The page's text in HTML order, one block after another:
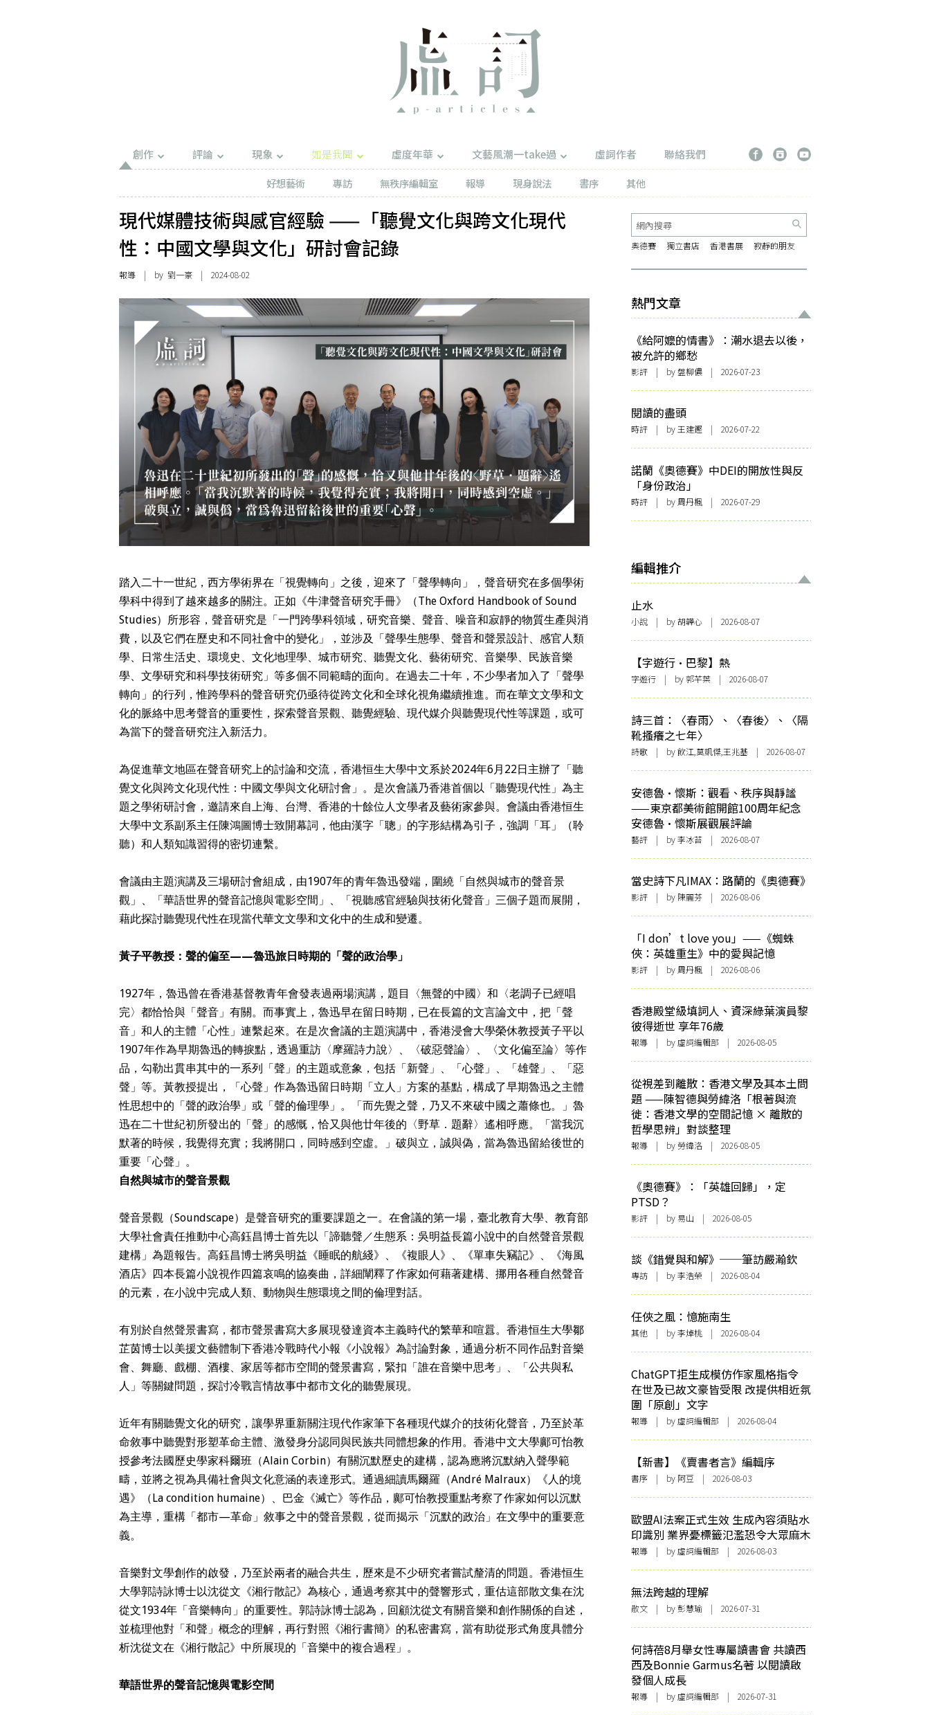
創作 評論 現象 如是我聞 虛度年華 文藝風潮一take過 虛詞作者
聯絡我們
好想藝術
專訪 無秩序編輯室 報導 現身說法 書序 其他
現代媒體技術與感官經驗 ——「聽覺文化與跨文化現代
性：中國文學與文化」研討會記錄
報導 | by 劉一豪 | 2024-08-02
踏入二十一世紀，西方學術界在「視覺轉向」之後，迎來了「聲學轉向」，聲音研究在多個學術
學科中得到了越來越多的關注。正如《牛津聲音研究手冊》（The Oxford Handbook of Sound
Studies）所形容，聲音研究是「一門跨學科領域，研究音樂、聲音、噪音和寂靜的物質生產與消
費，以及它們在歷史和不同社會中的變化」，並涉及「聲學生態學、聲音和聲景設計、感官人類
學、日常生活史、環境史、文化地理學、城市研究、聽覺文化、藝術研究、音樂學、民族音樂
學、文學研究和科學技術研究」等多個不同範疇的面向。在過去二十年，不少學者加入了「聲學
轉向」的行列，惟跨學科的聲音研究仍亟待從跨文化和全球化視角繼續推進。而在華文文學和文
化的脈絡中思考聲音的重要性，探索聲音景觀、聽覺經驗、現代媒介與聽覺現代性等課題，或可
為當下的聲音研究注入新活力。
為促進華文地區在聲音研究上的討論和交流，香港恒生大學中文系於2024年6月22日主辦了「聽
覺文化與跨文化現代性：中國文學與文化研討會」。是次會議乃香港首個以「聽覺現代性」為主
題之學術研討會，邀請來自上海、台灣、香港的十餘位人文學者及藝術家參與。會議由香港恒生
大學中文系副系主任陳鴻圖博士致開幕詞，他由漢字「聰」的字形結構為引子，強調「耳」（聆
聽）和人類知識習得的密切連繫。
會議由主題演講及三場研討會組成，由1907年的青年魯迅發端，圍繞「自然與城市的聲音景
觀」、「華語世界的聲音記憶與電影空間」、「視聽感官經驗與技術化聲音」三個子題而展開，
藉此探討聽覺現代性在現當代華文文學和文化中的生成和變遷。
黃子平教授：聲的偏至——魯迅旅日時期的「聲的政治學」
1927年，魯迅曾在香港基督教青年會發表過兩場演講，題目〈無聲的中國〉和〈老調子已經唱
完〉都恰恰與「聲音」有關。而事實上，魯迅早在留日時期，已在長篇的文言論文中，把「聲
音」和人的主體「心性」連繫起來。在是次會議的主題演講中，香港浸會大學榮休教授黃子平以
1907年作為早期魯迅的轉捩點，透過重訪〈摩羅詩力說〉、〈破惡聲論〉、〈文化偏至論〉等作
品，勾勒出貫串其中的一系列「聲」的主題或意象，包括「新聲」、「心聲」、「雄聲」、「惡
聲」等。黃教授提出，「心聲」作為魯迅留日時期「立人」方案的基點，構成了早期魯迅之主體
性思想中的「聲的政治學」或「聲的倫理學」。「而先覺之聲，乃又不來破中國之蕭條也。」魯
迅在二十世紀初所發出的「聲」的感慨，恰又與他廿年後的〈野草．題辭〉遙相呼應。「當我沉
默著的時候，我覺得充實；我將開口，同時感到空虛。」破與立，誠與偽，當為魯迅留給後世的
重要「心聲」。
自然與城市的聲音景觀
聲音景觀（Soundscape）是聲音研究的重要課題之一。在會議的第一場，臺北教育大學、教育部
大學社會責任推動中心高鈺昌博士首先以「諦聽聲／生態系：吳明益長篇小說中的自然聲音景觀
建構」為題報告。高鈺昌博士將吳明益《睡眠的航綫》、《複眼人》、《單車失竊記》、《海風
酒店》四本長篇小說視作四篇哀鳴的協奏曲，詳細闡釋了作家如何藉著建構、挪用各種自然聲音
的元素，在小說中完成人類、動物與生態環境之間的倫理對話。
有別於自然聲景書寫，都市聲景書寫大多展現發達資本主義時代的繁華和喧囂。香港恒生大學鄒
芷茵博士以美援文藝體制下香港冷戰時代小報《小說報》為討論對象，通過分析不同作品對音樂
會、舞廳、戲棚、酒樓、家居等都市空間的聲景書寫，緊扣「誰在音樂中思考」、「公共與私
人」等關鍵問題，探討冷戰言情故事中都市文化的聽覺展現。
近年有關聽覺文化的研究，讓學界重新關注現代作家筆下各種現代媒介的技術化聲音，乃至於革
命敘事中聽覺對形塑革命主體、激發身分認同與民族共同體想象的作用。香港中文大學鄺可怡教
授參考法國歷史學家科爾班（Alain Corbin）有關沉默歷史的建構，認為應將沉默納入聲學範
疇，並將之視為具備社會與文化意涵的表達形式。通過細讀馬爾羅（André Malraux）《人的境
遇》（La condition humaine）、巴金《滅亡》等作品，鄺可怡教授重點考察了作家如何以沉默
為主導，重構「都市—革命」敘事之中的聲音景觀，從而揭示「沉默的政治」在文學中的重要意
義。
音樂對文學創作的啟發，乃至於兩者的融合共生，歷來是不少研究者嘗試釐清的問題。香港恒生
大學郭詩詠博士以沈從文《湘行散記》為核心，通過考察其中的聲響形式，重估這部散文集在沈
從文1934年「音樂轉向」的重要性。郭詩詠博士認為，回顧沈從文有關音樂和創作關係的自述，
並梳理他對「和聲」概念的理解，再行對照《湘行書簡》的私密書寫，當有助從形式角度具體分
析沈從文在《湘行散記》中所展現的「音樂中的複合過程」。
華語世界的聲音記憶與電影空間
奧德賽 獨立書店 香港書展 寂靜的朋友
熱門文章
《給阿嬤的情書》：潮水退去以後，
被允許的鄉愁
影評 | by 盤柳儂 | 2026-07-23
閱讀的盡頭
時評 | by 王建鏗 | 2026-07-22
諾蘭《奧德賽》中DEI的開放性與反
「身份政治」
時評 | by 周丹楓 | 2026-07-29
編輯推介
止水
小說 | by 胡韡心 | 2026-08-07
【字遊行·巴黎】熱
字遊行 | by 郭芊葉 | 2026-08-07
詩三首：〈春雨〉、〈春後〉、〈隔
靴搔癢之七年〉
詩歌 | by 飲江,莫凱傑,王兆基 | 2026-08-07
安德魯·懷斯：觀看、秩序與靜謐
——東京都美術館開館100周年紀念
安德魯·懷斯展觀展評論
藝評 | by 李冰苔 | 2026-08-07
當史詩下凡IMAX：路蘭的《奧德賽》
影評 | by 陳麗芬 | 2026-08-06
「I don’t love you」——《蜘蛛
俠：英雄重生》中的愛與記憶
影評 | by 周丹楓 | 2026-08-06
香港殿堂級填詞人、資深綠葉演員黎
彼得逝世 享年76歲
報導 | by 虛詞編輯部 | 2026-08-05
從視差到離散：香港文學及其本土問
題 ——陳智德與勞緯洛「根著與流
徙：香港文學的空間記憶 × 離散的
哲學思辨」對談整理
報導 | by 勞緯洛 | 2026-08-05
《奧德賽》：「英雄回歸」，定
PTSD？
影評 | by 易山 | 2026-08-05
談《錯覺與和解》──筆訪嚴瀚欽
專訪 | by 李浩榮 | 2026-08-04
任俠之風：憶施南生
其他 | by 李焯桃 | 2026-08-04
ChatGPT拒生成模仿作家風格指令
在世及已故文豪皆受限 改提供相近氛
圍「原創」文字
報導 | by 虛詞編輯部 | 2026-08-04
【新書】《賣書者言》編輯序
書序 | by 阿豆 | 2026-08-03
歐盟AI法案正式生效 生成內容須貼水
印識別 業界憂標籤氾濫恐令大眾麻木
報導 | by 虛詞編輯部 | 2026-08-03
無法跨越的理解
散文 | by 彭慧瑜 | 2026-07-31
何詩蓓8月舉女性專屬讀書會 共讀西
西及Bonnie Garmus名著 以閱讀啟
發個人成長
報導 | by 虛詞編輯部 | 2026-07-31